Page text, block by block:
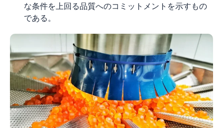
な条件を上回る品質へのコミットメントを示すもの
である。